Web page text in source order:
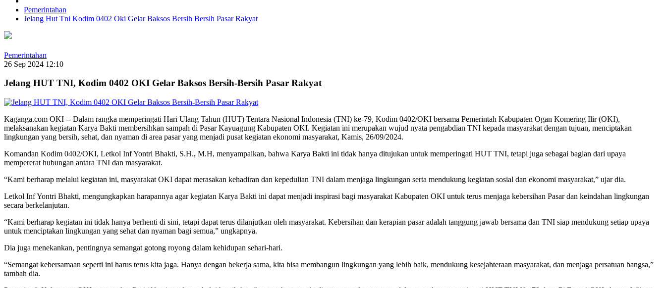
Pemerintahan
Jelang Hut Tni Kodim 0402 Oki Gelar Baksos Bersih Bersih Pasar Rakyat
Pemerintahan
26 Sep 2024 12:10
Jelang HUT TNI, Kodim 0402 OKI Gelar Baksos Bersih-Bersih Pasar Rakyat
Kaganga.com OKI -- Dalam rangka memperingati Hari Ulang Tahun (HUT) Tentara Nasional Indonesia (TNI) ke-79, Kodim 0402/OKI bersama Pemerintah Kabupaten Ogan Komering Ilir (OKI),
melaksanakan kegiatan Karya Bakti membersihkan sampah di Pasar Kayuagung Kabupaten OKI. Kegiatan ini merupakan wujud nyata pengabdian TNI kepada masyarakat dengan tujuan, menciptakan
lingkungan yang bersih, sehat, dan nyaman di area pasar yang menjadi pusat kegiatan ekonomi masyarakat, Kamis, 26/09/2024.
Komandan Kodim 0402/OKI, Letkol Inf Yontri Bhakti, S.H., M.H, menyampaikan, bahwa Karya Bakti ini tidak hanya ditujukan untuk memperingati HUT TNI, tetapi juga sebagai bagian dari upaya
mempererat hubungan antara TNI dan masyarakat.
“Kami berharap melalui kegiatan ini, masyarakat OKI dapat merasakan kehadiran dan kepedulian TNI dalam menjaga lingkungan serta mendukung kegiatan sosial dan ekonomi masyarakat,” ujar dia.
Letkol Inf Yontri Bhakti, mengungkapkan harapannya agar kegiatan Karya Bakti ini dapat menjadi inspirasi bagi masyarakat Kabupaten OKI untuk terus menjaga kebersihan Pasar dan keindahan lingkungan
secara berkelanjutan.
“Kami berharap kegiatan ini tidak hanya berhenti di sini, tetapi dapat terus dilanjutkan oleh masyarakat. Kebersihan dan kerapian pasar adalah tanggung jawab bersama dan TNI siap mendukung setiap upaya
untuk menciptakan lingkungan yang sehat dan nyaman bagi semua,” ungkapnya.
Dia juga menekankan, pentingnya semangat gotong royong dalam kehidupan sehari-hari.
“Semangat kebersamaan seperti ini harus terus kita jaga. Hanya dengan bekerja sama, kita bisa membangun lingkungan yang lebih baik, mendukung kesejahteraan masyarakat, dan menjaga persatuan bangsa,”
tambah dia.